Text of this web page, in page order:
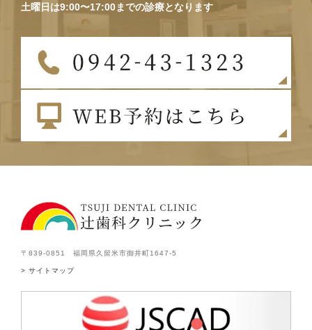
土曜日は9:00〜17:00までの診療となります
〒839-0851 福岡県久留米市御井町1647-5
> サイトマップ